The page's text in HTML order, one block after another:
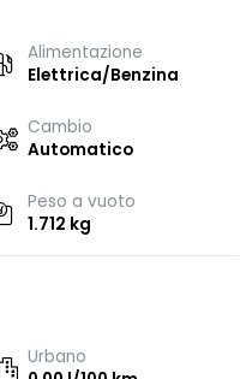
Alimentazione
Elettrica/Benzina
Cambio
Automatico
Peso a vuoto
1.712 kg
Urbano